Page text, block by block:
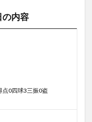
の内容
点0四球3三振0盗